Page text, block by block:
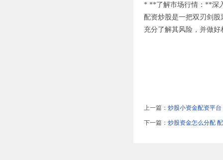
* **了解市场行情：**深
配资炒股是一把双刃剑
充分了解其风险，并做
上一篇：炒股小资金配资平
下一篇：炒股资金怎么分配